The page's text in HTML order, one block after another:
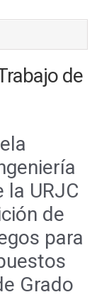
de
la URJC
de
para
Grado